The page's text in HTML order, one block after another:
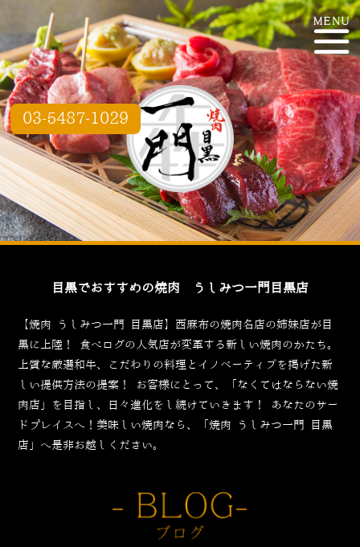
03-5487-1029
目黒でおすすめの焼肉 うしみつ一門目黒店
【焼肉 うしみつ一門 目黒店】西麻布の焼肉名店の姉妹店が目
黒に上陸！
食べログの人気店が変革する新しい焼肉のかたち。
上質な厳選和牛、こだわりの料理とイノベーティブを掲げた新
しい提供方法の提案！
お客様にとって、「なくてはならない焼
肉店」を目指し、日々進化をし続けていきます！
あなたのサー
ドプレイスへ！美味しい焼肉なら、「焼肉 うしみつ一門 目黒
店」へ是非お越しください。